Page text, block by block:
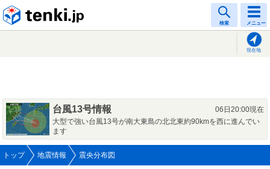
検索 メニュー
現在地
台風13号情報
06日20:00現在
大型で強い台風13号が南大東島の北北東約90kmを西に進んでい
ます
トップ 地震情報 震央分布図